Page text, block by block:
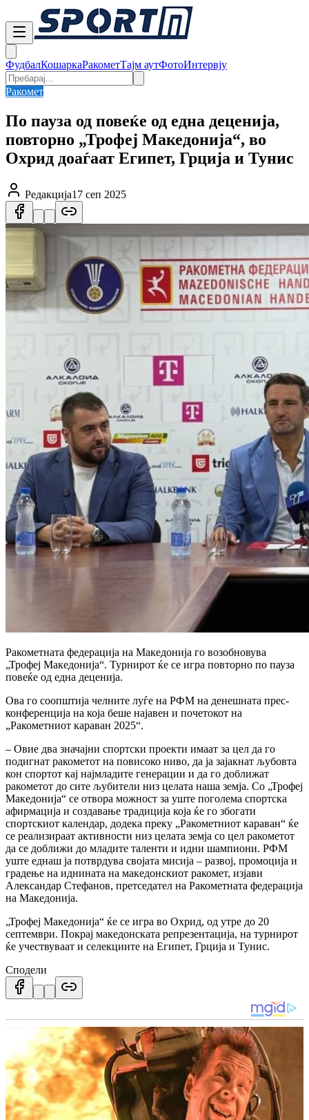
ФудбалКошаркаРакометТајм аутФотоИнтервју
Ракомет
По пауза од повеќе од една деценија,
повторно „Трофеј Македонија“, во
Охрид доаѓаат Египет, Грција и Тунис
Редакција17 сеп 2025
Ракометната федерација на Македонија го возобновува
„Трофеј Македонија“. Турнирот ќе се игра повторно по пауза
повеќе од една деценија.
Ова го соопштија челните луѓе на РФМ на денешната прес-
конференција на која беше најавен и почетокот на
„Ракометниот караван 2025“.
– Овие два значајни спортски проекти имаат за цел да го
подигнат ракометот на повисоко ниво, да ја зајакнат љубовта
кон спортот кај најмладите генерации и да го доближат
ракометот до сите љубители низ целата наша земја. Со „Трофеј
Македонија“ се отвора можност за уште поголема спортска
афирмација и создавање традиција која ќе го збогати
спортскиот календар, додека преку „Ракометниот караван“ ќе
се реализираат активности низ целата земја со цел ракометот
да се доближи до младите таленти и идни шампиони. РФМ
уште еднаш ја потврдува својата мисија – развој, промоција и
градење на иднината на македонскиот ракомет, изјави
Александар Стефанов, претседател на Ракометната федерација
на Македонија.
„Трофеј Македонија“ ќе се игра во Охрид, од утре до 20
септември. Покрај македонската репрезентација, на турнирот
ќе учествуваат и селекциите на Египет, Грција и Тунис.
Сподели